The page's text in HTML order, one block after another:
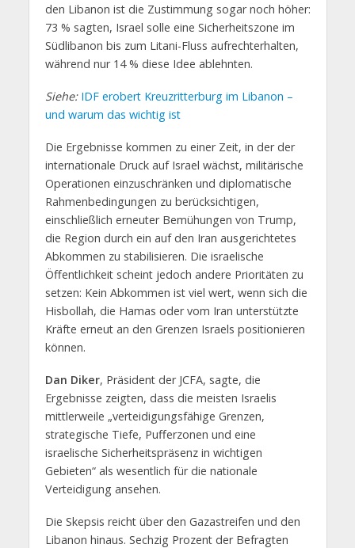
den Libanon ist die Zustimmung sogar noch höher:
73 % sagten, Israel solle eine Sicherheitszone im
Südlibanon bis zum Litani-Fluss aufrechterhalten,
während nur 14 % diese Idee ablehnten.
Siehe: IDF erobert Kreuzritterburg im Libanon –
und warum das wichtig ist
Die Ergebnisse kommen zu einer Zeit, in der der
internationale Druck auf Israel wächst, militärische
Operationen einzuschränken und diplomatische
Rahmenbedingungen zu berücksichtigen,
einschließlich erneuter Bemühungen von Trump,
die Region durch ein auf den Iran ausgerichtetes
Abkommen zu stabilisieren. Die israelische
Öffentlichkeit scheint jedoch andere Prioritäten zu
setzen: Kein Abkommen ist viel wert, wenn sich die
Hisbollah, die Hamas oder vom Iran unterstützte
Kräfte erneut an den Grenzen Israels positionieren
können.
Dan Diker, Präsident der JCFA, sagte, die
Ergebnisse zeigten, dass die meisten Israelis
mittlerweile „verteidigungsfähige Grenzen,
strategische Tiefe, Pufferzonen und eine
israelische Sicherheitspräsenz in wichtigen
Gebieten“ als wesentlich für die nationale
Verteidigung ansehen.
Die Skepsis reicht über den Gazastreifen und den
Libanon hinaus. Sechzig Prozent der Befragten